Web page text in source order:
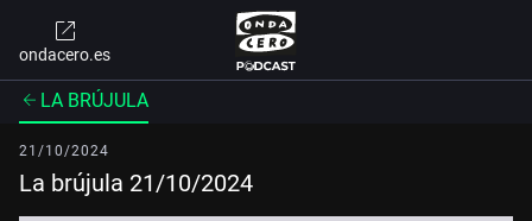
ondacero.es
LA BRÚJULA
21/10/2024
La brújula 21/10/2024